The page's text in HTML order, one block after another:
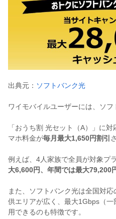
出典元： ソフトバンク光
ワイモバイルユーザーには、ソフ
「おうち割 光セット（A）」に
マホ料金が毎月最大1,650円割引
例えば、4人家族で全員が対象プ
大6,600円、年間では最大79,200
また、ソフトバンク光は全国対
供エリアが広く、最大1Gbps（
用できるのも特徴です。